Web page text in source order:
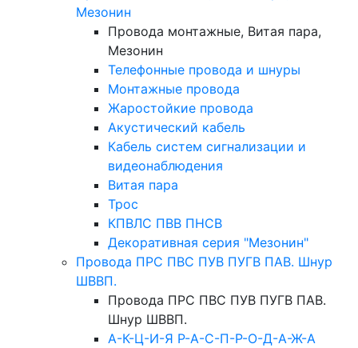
Мезонин
Провода монтажные, Витая пара,
Мезонин
Телефонные провода и шнуры
Монтажные провода
Жаростойкие провода
Акустический кабель
Кабель систем сигнализации и
видеонаблюдения
Витая пара
Трос
КПВЛС ПВВ ПНСВ
Декоративная серия "Мезонин"
Провода ПРС ПВС ПУВ ПУГВ ПАВ. Шнур
ШВВП.
Провода ПРС ПВС ПУВ ПУГВ ПАВ.
Шнур ШВВП.
А-К-Ц-И-Я Р-А-С-П-Р-О-Д-А-Ж-А